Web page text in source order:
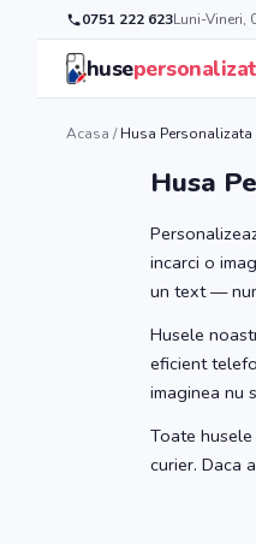
0751 222 623Luni-Vineri,
huse
Acasa /Husa
Husa
incarci o
un text —
Husele
eficient
imaginea nu
Toate
curier. Daca